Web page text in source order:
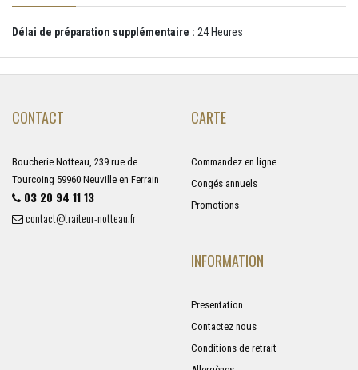
Délai de préparation supplémentaire : 24 Heures
CONTACT
Boucherie Notteau, 239 rue de
Tourcoing 59960 Neuville en Ferrain
03 20 94 11 13
contact@traiteur-notteau.fr
CARTE
Commandez en ligne
Congés annuels
Promotions
INFORMATION
Presentation
Contactez nous
Conditions de retrait